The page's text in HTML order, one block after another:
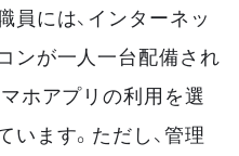
には、インターネッ
ンが一人一台配備され
ホアプリの利用を選
ます。ただし、管理